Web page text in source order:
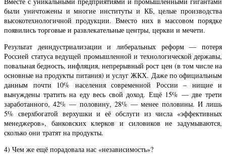
были уничтожены и многие институты и КБ, целые производства
высокотехнологичной продукции. Вместо них в массовом порядке
появились торговые и развлекательные центры, церкви и мечети.
Результат деиндустриализации и либеральных реформ — потеря
Россией статуса ведущей промышленной и технологической державы,
повальная бедность, инфляция, непрерывный рост цен (в том числе на
основные на продукты питания) и услуг ЖКХ. Даже по официальным
данным почти 10% населения современной России – нищие и
вынуждены тратить на еду весь свой доход. Ещё 15% — две трети
заработанного, 42% — половину, 28% — менее половины. И лишь
5% сверхбогатой верхушки и её обслуги из числа «эффективных
менеджеров», банковских клерков и силовиков не задумываются,
сколько они тратят на продукты.
4) Чем же ещё порадовала нас «независимость»?